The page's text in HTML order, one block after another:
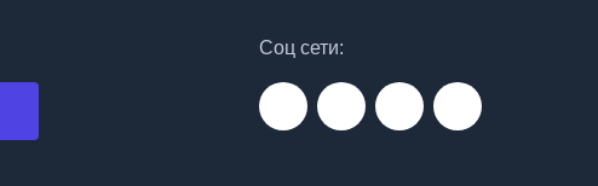
Соц сети: